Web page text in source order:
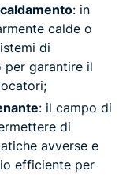
: in
calde o
di
per garantire il
: il campo di
di
avverse e
efficiente per